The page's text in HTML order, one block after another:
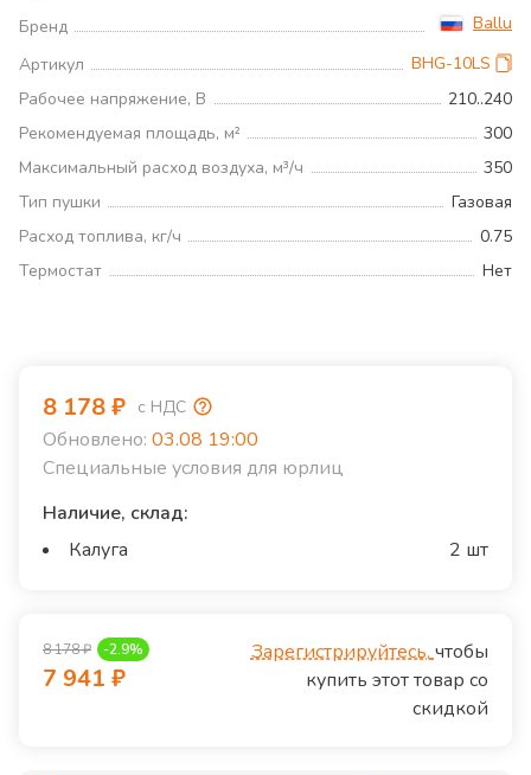
Бренд
Ballu
Артикул
BHG-10LS
Рабочее напряжение, В
210..240
Рекомендуемая площадь, м²
300
Максимальный расход воздуха, м³/ч
350
Тип пушки
Газовая
Расход топлива, кг/ч
0.75
Термостат
Нет
8 178₽ с НДС
Обновлено: 03.08 19:00
Специальные условия для юрлиц
Наличие, склад:
Калуга
2 шт
8 178₽ -2.9%
7 941 ₽
Зарегистрируйтесь,чтобы
купить этот товар со
скидкой